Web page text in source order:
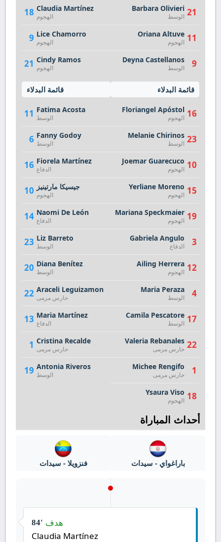
18 Claudia Martínez
الهجوم
9 Lice Chamorro
الهجوم
21 Cindy Ramos
الهجوم
قائمة البدلاء
11 Fatima Acosta
الوسط
6 Fanny Godoy
الوسط
16 Fiorela Martínez
الدفاع
10 جيسيكا مارتينيز
الهجوم
14 Naomi De León
الدفاع
23 Liz Barreto
الوسط
20 Diana Benítez
الوسط
22 Araceli Leguizamon
حارس مرمى
13 Maria Martínez
الدفاع
1 Cristina Recalde
حارس مرمى
19 Antonia Riveros
الوسط
21
Barbara Olivieri
الوسط
11
Oriana Altuve
الهجوم
9
Deyna Castellanos
الوسط
قائمة البدلاء
16
Floriangel Apóstol
الهجوم
23
Melanie Chirinos
الوسط
10
Joemar Guarecuco
الهجوم
15
Yerliane Moreno
الهجوم
19
Mariana Speckmaier
الهجوم
3
Gabriela Angulo
الدفاع
12
Ailing Herrera
الهجوم
4
Maria Peraza
الوسط
17
Camila Pescatore
الوسط
22
Valeria Rebanales
حارس مرمى
1
Michee Rengifo
حارس مرمى
18
Ysaura Viso
الهجوم
أحداث المباراة
باراغواي - سيدات فنزويلا - سيدات
84' هدف
Claudia Martínez